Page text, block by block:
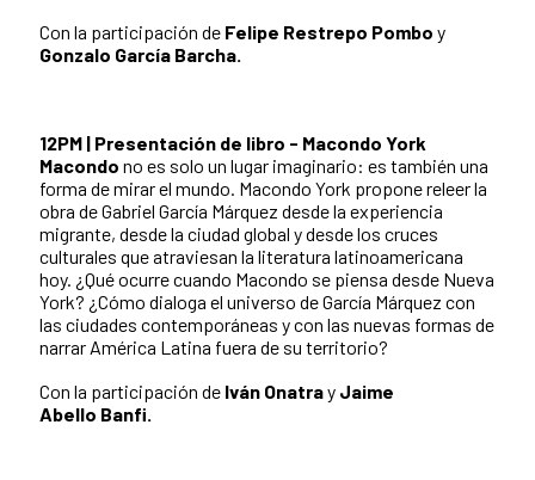
Con la participación de Felipe Restrepo Pombo y
Gonzalo García Barcha.
12PM | Presentación de libro - Macondo York
Macondo no es solo un lugar imaginario: es también una
forma de mirar el mundo. Macondo York propone releer la
obra de Gabriel García Márquez desde la experiencia
migrante, desde la ciudad global y desde los cruces
culturales que atraviesan la literatura latinoamericana
hoy. ¿Qué ocurre cuando Macondo se piensa desde Nueva
York? ¿Cómo dialoga el universo de García Márquez con
las ciudades contemporáneas y con las nuevas formas de
narrar América Latina fuera de su territorio?
Con la participación de Iván Onatray Jaime
Abello Banfi.